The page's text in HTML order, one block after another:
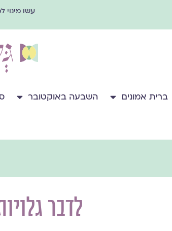
עשו מינוי
ברית אמונים השבעה באוקטובר
לדבר